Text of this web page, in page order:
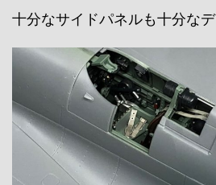
十分なサイドパネルも十分なデ